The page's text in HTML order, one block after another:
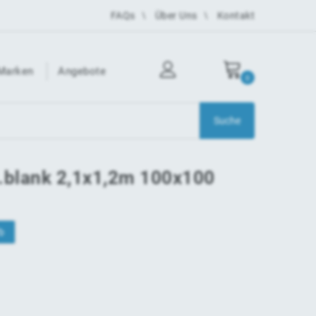
FAQs Über Uns Kontakt
Angebote
2,1x1,2m 100x100